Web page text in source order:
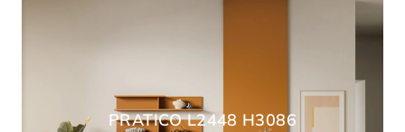
PRATICO L2448 H3086